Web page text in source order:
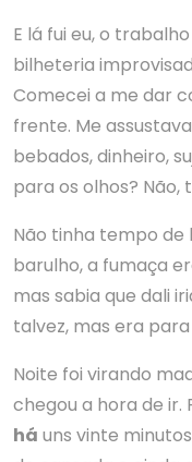
E lá fui eu, o
bilheteria
Comecei a me dar
frente. Me
bebados, dinheiro,
para os olhos? Não,
Não tinha tempo de
barulho, a fumaça
mas sabia que dali
talvez, mas era
Noite foi virando
chegou a hora de ir.
há uns vinte